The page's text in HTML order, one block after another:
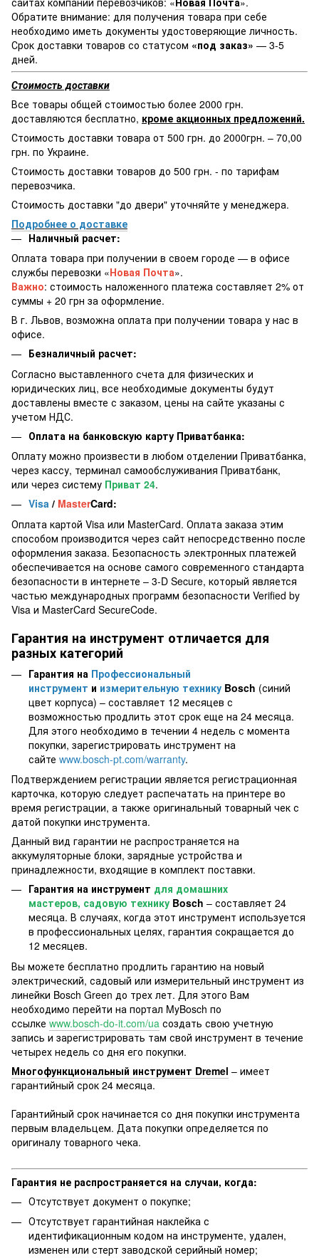
Обратите внимание: для получения товара при себе
необходимо иметь документы удостоверяющие личность.
Срок доставки товаров со статусом «под заказ» — 3-5
дней.
Стоимость доставки
Все товары общей стоимостью более 2000 грн.
доставляются бесплатно, кроме акционных предложений.
Стоимость доставки товара от 500 грн. до 2000грн. – 70,00
грн. по Украине.
Стоимость доставки товаров до 500 грн. - по тарифам
перевозчика.
Стоимость доставки "до двери" уточняйте у менеджера.
Подробнее о доставке
Наличный расчет:
Оплата товара при получении в своем городе — в офисе
службы перевозки «Новая Почта».
Важно: стоимость наложенного платежа составляет 2% от
суммы + 20 грн за оформление.
В г. Львов, возможна оплата при получении товара у нас в
офисе.
Безналичный расчет:
Согласно выставленного счета для физических и
юридических лиц, все необходимые документы будут
доставлены вместе с заказом, цены на сайте указаны с
учетом НДС.
Оплата на банковскую карту Приватбанка:
Оплату можно произвести в любом отделении Приватбанка,
через кассу, терминал самообслуживания Приватбанк,
или через систему Приват 24.
Visa / MasterCard:
Оплата картой Visa или MasterCard. Оплата заказа этим
способом производится через сайт непосредственно после
оформления заказа. Безопасность электронных платежей
обеспечивается на основе самого современного стандарта
безопасности в интернете – 3-D Secure, который является
частью международных программ безопасности Verified by
Visa и MasterCard SecureCode.
Гарантия на инструмент отличается для
разных категорий
Гарантия на Профессиональный
инструмент и измерительную технику Bosch (синий
цвет корпуса) – составляет 12 месяцев с
возможностью продлить этот срок еще на 24 месяца.
Для этого необходимо в течении 4 недель с момента
покупки, зарегистрировать инструмент на
сайте www.bosch-pt.com/warranty.
Подтверждением регистрации является регистрационная
карточка, которую следует распечатать на принтере во
время регистрации, а также оригинальный товарный чек с
датой покупки инструмента.
Данный вид гарантии не распространяется на
аккумуляторные блоки, зарядные устройства и
принадлежности, входящие в комплект поставки.
Гарантия на инструмент для домашних
мастеров, садовую технику Bosch – составляет 24
месяца. В случаях, когда этот инструмент используется
в профессиональных целях, гарантия сокращается до
12 месяцев.
Вы можете бесплатно продлить гарантию на новый
электрический, садовый или измерительный инструмент из
линейки Bosch Green до трех лет. Для этого Вам
необходимо перейти на портал MyBosch по
ссылке www.bosch-do-it.com/ua создать свою учетную
запись и зарегистрировать там свой инструмент в течение
четырех недель со дня его покупки.
Многофункциональный инструмент Dremel – имеет
гарантийный срок 24 месяца.
Гарантийный срок начинается со дня покупки инструмента
первым владельцем. Дата покупки определяется по
оригиналу товарного чека.
Гарантия не распространяется на случаи, когда:
Отсутствует документ о покупке;
Отсутствует гарантийная наклейка с
идентификационным кодом на инструменте, удален,
изменен или стерт заводской серийный номер;